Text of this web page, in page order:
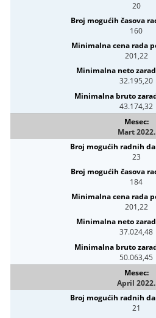
20
160
201,22
32.195,20
43.174,32
Mart 2022.
23
184
201,22
37.024,48
50.063,45
April 2022.
21